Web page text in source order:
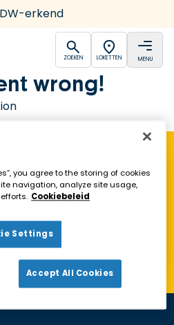
erkend
open
ZOEKEN LOKETTEN MENU
wrong!
in de buurt!
loketten
you agree to the storing of cookies
navigation, analyze site usage,
Cookiebeleid
Settings
Accept All Cookies